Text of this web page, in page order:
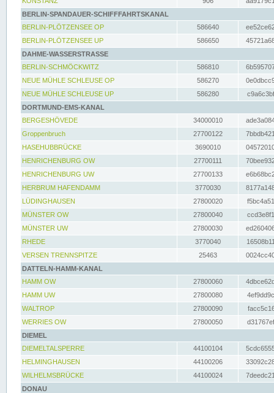
BERLIN-SPANDAUER-SCHIFFFAHRTSKANAL
BERLIN-PLÖTZENSEE OP
586640
BERLIN-PLÖTZENSEE UP
586650
DAHME-WASSERSTRASSE
BERLIN-SCHMÖCKWITZ
586810
NEUE MÜHLE SCHLEUSE OP
586270
NEUE MÜHLE SCHLEUSE UP
586280
DORTMUND-EMS-KANAL
BERGESHÖVEDE
34000010
Groppenbruch
27700122
HASEHUBBRÜCKE
3690010
HENRICHENBURG OW
27700111
HENRICHENBURG UW
27700133
HERBRUM HAFENDAMM
3770030
LÜDINGHAUSEN
27800020
MÜNSTER OW
27800040
MÜNSTER UW
27800030
RHEDE
3770040
VERSEN TRENNSPITZE
25463
DATTELN-HAMM-KANAL
HAMM OW
27800060
HAMM UW
27800080
WALTROP
27800090
WERRIES OW
27800050
DIEMEL
DIEMELTALSPERRE
44100104
HELMINGHAUSEN
44100206
WILHELMSBRÜCKE
44100024
DONAU